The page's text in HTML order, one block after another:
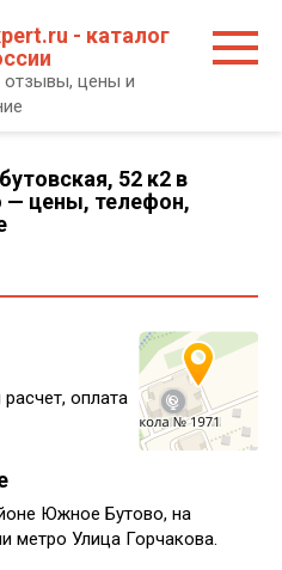
- каталог
цены и
52 к2 в
— цены, телефон,
оплата
Южное Бутово, на
метро Улица Горчакова.